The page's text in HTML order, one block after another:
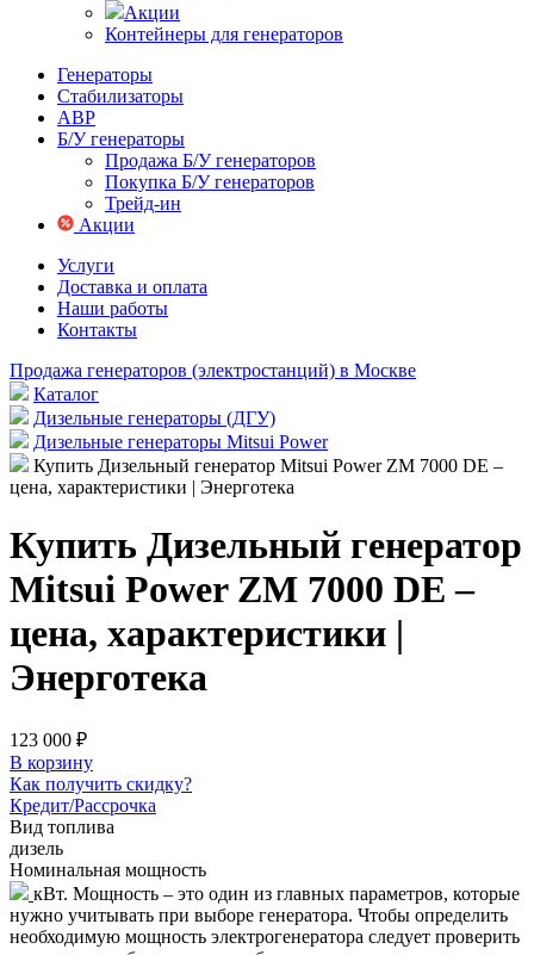
Акции
Контейнеры для генераторов
Генераторы
Стабилизаторы
АВР
Б/У генераторы
Продажа Б/У генераторов
Покупка Б/У генераторов
Трейд-ин
Акции
Услуги
Доставка и оплата
Наши работы
Контакты
Продажа генераторов (электростанций) в Москве
Каталог
Дизельные генераторы (ДГУ)
Дизельные генераторы Mitsui Power
Купить Дизельный генератор Mitsui Power ZM 7000 DE –
цена, характеристики | Энерготека
Купить Дизельный генератор
Mitsui Power ZM 7000 DE –
цена, характеристики |
Энерготека
123 000 ₽
В корзину
Как получить скидку?
Кредит/Рассрочка
Вид топлива
дизель
Номинальная мощность
кВт. Мощность – это один из главных параметров, которые
нужно учитывать при выборе генератора. Чтобы определить
необходимую мощность электрогенератора следует проверить